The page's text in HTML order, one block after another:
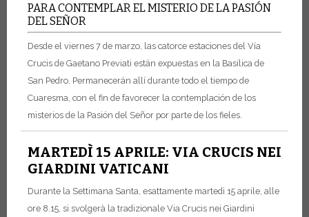
PARA CONTEMPLAR EL MISTERIO DE LA PASIÓN
DEL SEÑOR
Desde el viernes 7 de marzo, las catorce estaciones del Vía
Crucis de Gaetano Previati están expuestas en la Basílica de
San Pedro. Permanecerán allí durante todo el tiempo de
Cuaresma, con el fin de favorecer la contemplación de los
misterios de la Pasión del Señor por parte de los fieles.
MARTEDÌ 15 APRILE: VIA CRUCIS NEI
GIARDINI VATICANI
Durante la Settimana Santa, esattamente martedì 15 aprile, alle
ore 8.15, si svolgerà la tradizionale Via Crucis nei Giardini